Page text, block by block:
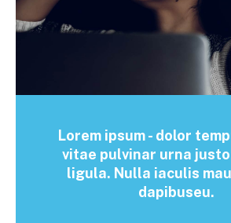
Lorem ipsum - dolor
vitae pulvinar urna
ligula. Nulla iaculis
dapibuseu.